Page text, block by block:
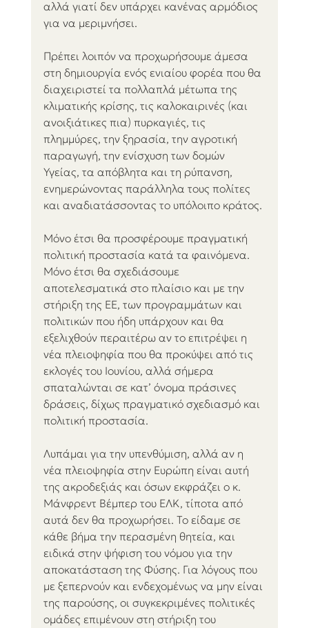
αλλά γιατί δεν υπάρχει κανένας αρμόδιος
για να μεριμνήσει.
Πρέπει λοιπόν να προχωρήσουμε άμεσα
στη δημιουργία ενός ενιαίου φορέα που θα
διαχειριστεί τα πολλαπλά μέτωπα της
κλιματικής κρίσης, τις καλοκαιρινές (και
ανοιξιάτικες πια) πυρκαγιές, τις
πλημμύρες, την ξηρασία, την αγροτική
παραγωγή, την ενίσχυση των δομών
Υγείας, τα απόβλητα και τη ρύπανση,
ενημερώνοντας παράλληλα τους πολίτες
και αναδιατάσσοντας το υπόλοιπο κράτος.
Μόνο έτσι θα προσφέρουμε πραγματική
πολιτική προστασία κατά τα φαινόμενα.
Μόνο έτσι θα σχεδιάσουμε
αποτελεσματικά στο πλαίσιο και με την
στήριξη της ΕΕ, των προγραμμάτων και
πολιτικών που ήδη υπάρχουν και θα
εξελιχθούν περαιτέρω αν το επιτρέψει η
νέα πλειοψηφία που θα προκύψει από τις
εκλογές του Ιουνίου, αλλά σήμερα
σπαταλώνται σε κατ’ όνομα πράσινες
δράσεις, δίχως πραγματικό σχεδιασμό και
πολιτική προστασία.
Λυπάμαι για την υπενθύμιση, αλλά αν η
νέα πλειοψηφία στην Ευρώπη είναι αυτή
της ακροδεξιάς και όσων εκφράζει ο κ.
Μάνφρεντ Βέμπερ του ΕΛΚ, τίποτα από
αυτά δεν θα προχωρήσει. Το είδαμε σε
κάθε βήμα την περασμένη θητεία, και
ειδικά στην ψήφιση του νόμου για την
αποκατάσταση της Φύσης. Για λόγους που
με ξεπερνούν και ενδεχομένως να μην είναι
της παρούσης, οι συγκεκριμένες πολιτικές
ομάδες επιμένουν στη στήριξη του